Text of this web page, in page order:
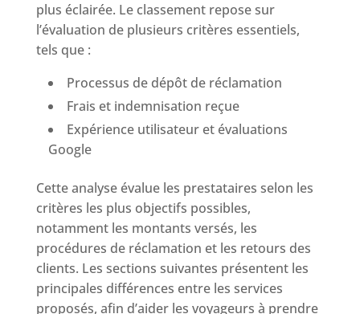
plus éclairée. Le classement repose sur
l’évaluation de plusieurs critères essentiels,
tels que :
Processus de dépôt de réclamation
Frais et indemnisation reçue
Expérience utilisateur et évaluations
Google
Cette analyse évalue les prestataires selon les
critères les plus objectifs possibles,
notamment les montants versés, les
procédures de réclamation et les retours des
clients. Les sections suivantes présentent les
principales différences entre les services
proposés, afin d’aider les voyageurs à prendre